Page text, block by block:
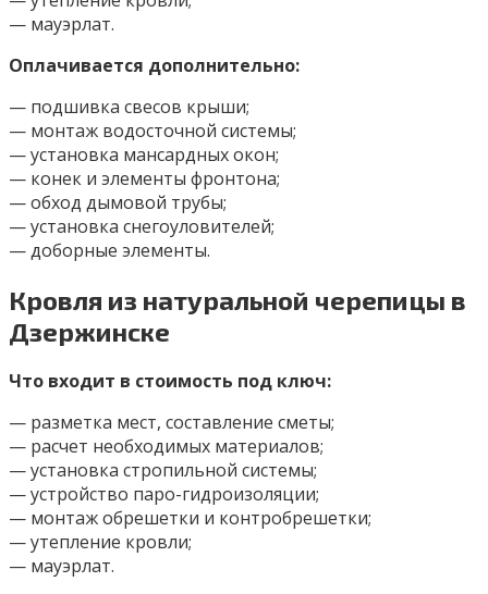
— мауэрлат.
Оплачивается дополнительно:
— подшивка свесов крыши;
— монтаж водосточной системы;
— установка мансардных окон;
— конек и элементы фронтона;
— обход дымовой трубы;
— установка снегоуловителей;
— доборные элементы.
Кровля из натуральной черепицы в
Дзержинске
Что входит в стоимость под ключ:
— разметка мест, составление сметы;
— расчет необходимых материалов;
— установка стропильной системы;
— устройство паро-гидроизоляции;
— монтаж обрешетки и контробрешетки;
— утепление кровли;
— мауэрлат.